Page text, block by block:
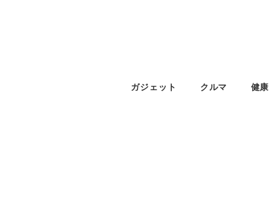
ガジェット クルマ 健康